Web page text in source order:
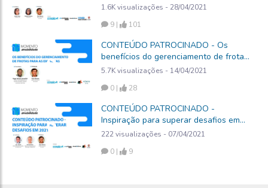
1.6K visualizações - 28/04/2021
9 |
101
CONTEÚDO PATROCINADO - Os
benefícios do gerenciamento de frotas
para as empresas
5.7K visualizações - 14/04/2021
0 |
28
CONTEÚDO PATROCINADO -
Inspiração para superar desafios em
2021
222 visualizações - 07/04/2021
0 |
9